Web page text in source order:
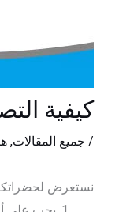
كيفية
/ جميع المقالات,
نستعرض